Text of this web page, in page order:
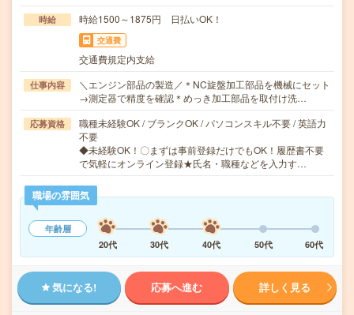
時給 時給1500～1875円 日払いOK！
交通費
交通費規定内支給
仕事内容
＼エンジン部品の製造／＊NC旋盤加工部品を機械にセット
→測定器で精度を確認＊めっき加工部品を取付け洗…
応募資格
職種未経験OK / ブランクOK / パソコンスキル不要 / 英語力
不要
◆未経験OK！〇まずは事前登録だけでもOK！履歴書不要
で気軽にオンライン登録★氏名・職種などを入力す…
職場の雰囲気
年齢層
20代
30代 40代 50代 60代
気になる! 応募へ進む 詳しく見る